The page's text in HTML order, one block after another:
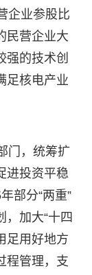
企业参股比
民营企业大
强的技术创
足核电产业
门，统筹扩
进投资平稳
部分“两重”
加大“十四
足用好地方
程管理，支